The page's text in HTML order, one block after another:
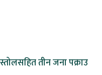
तीन जना पक्राउ